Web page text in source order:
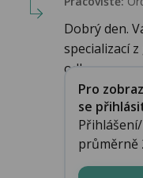
Dobrý den.
specializací
odb...
Pro
se
průměrně